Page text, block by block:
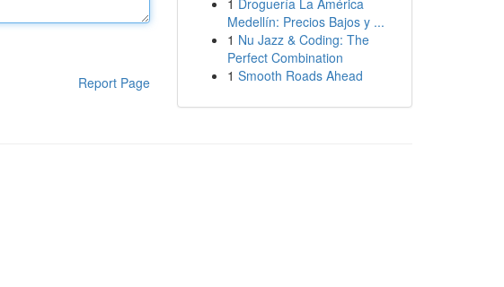
Report Page
1 Droguería La América
Medellín: Precios Bajos y ...
1 Nu Jazz & Coding: The
Perfect Combination
1 Smooth Roads Ahead